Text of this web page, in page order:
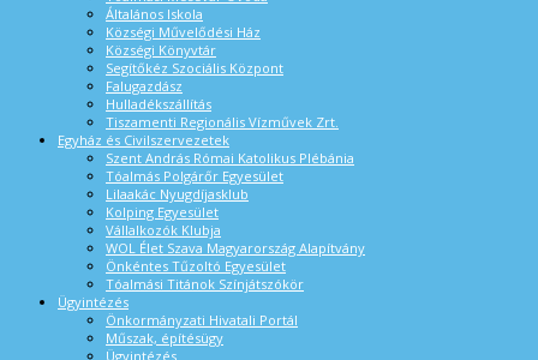
Általános Iskola
Községi Művelődési Ház
Községi Könyvtár
Segítőkéz Szociális Központ
Falugazdász
Hulladékszállítás
Tiszamenti Regionális Vízművek Zrt.
Egyház és Civilszervezetek
Szent András Római Katolikus Plébánia
Tóalmás Polgárőr Egyesület
Lilaakác Nyugdíjasklub
Kolping Egyesület
Vállalkozók Klubja
WOL Élet Szava Magyarország Alapítvány
Önkéntes Tűzoltó Egyesület
Tóalmási Titánok Színjátszókör
Ügyintézés
Önkormányzati Hivatali Portál
Műszak, építésügy
Ügyintézés